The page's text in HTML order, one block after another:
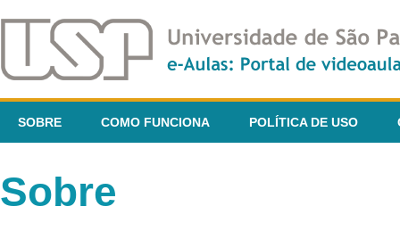
SOBRE COMO FUNCIONA POLÍTICA DE USO
Sobre